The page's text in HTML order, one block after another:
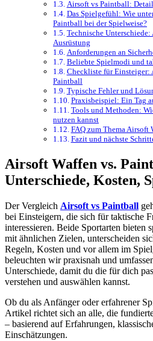
Airsoft vs Paintball:
Das Spielgefühl: Wie
Paintball bei der Spielweise?
Technische
Ausrüstung
Anforderungen an
Beliebte Spielmodi und
Checkliste für Einsteiger:
Paintball
Typische Fehler und
Praxisbeispiel: Ein Tag
Tools und Methoden:
nutzen kannst
FAQ zum Thema Airsoft
Fazit und nächste
Airsoft Waffen vs.
Unterschiede, Kosten,
Der Vergleich Airsoft vs Paintball
bei Einsteigern, die sich für taktische
interessieren. Beide Sportarten bieten
mit ähnlichen Zielen, unterscheiden
Regeln, Kosten und vor allem im
beleuchten wir praxisnah und
Unterschiede, damit du die für dich
verstehen und auswählen kannst.
Ob du als Anfänger oder erfahrener
Artikel richtet sich an alle, die
– basierend auf Erfahrungen,
Einschätzungen.